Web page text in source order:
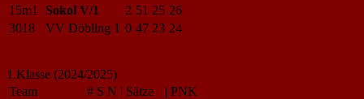
15m1
Sokol V/1 2 51 25 26
3018
VV Döbling 1 0 47 23 24
1.Klasse (2024/2025)
Team
# S N | Sätze | PNK